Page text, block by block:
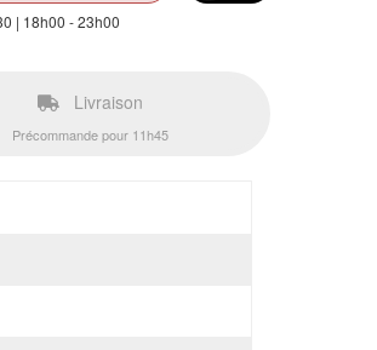
| 18h00 - 23h00
Livraison
Précommande pour 11h45